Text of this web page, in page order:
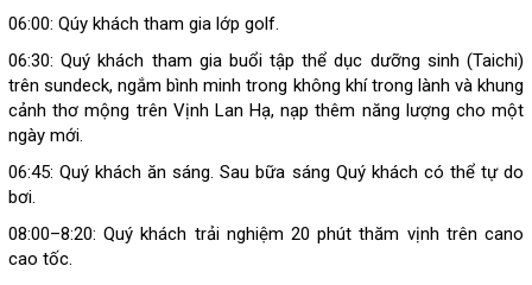
06:00: Qúy khách tham gia lớp golf.
06:30: Quý khách tham gia buổi tập thể dục dưỡng sinh (Taichi)
trên sundeck, ngắm bình minh trong không khí trong lành và khung
cảnh thơ mộng trên Vịnh Lan Hạ, nạp thêm năng lượng cho một
ngày mới.
06:45: Quý khách ăn sáng. Sau bữa sáng Quý khách có thể tự do
bơi.
08:00–8:20: Quý khách trải nghiệm 20 phút thăm vịnh trên cano
cao tốc.